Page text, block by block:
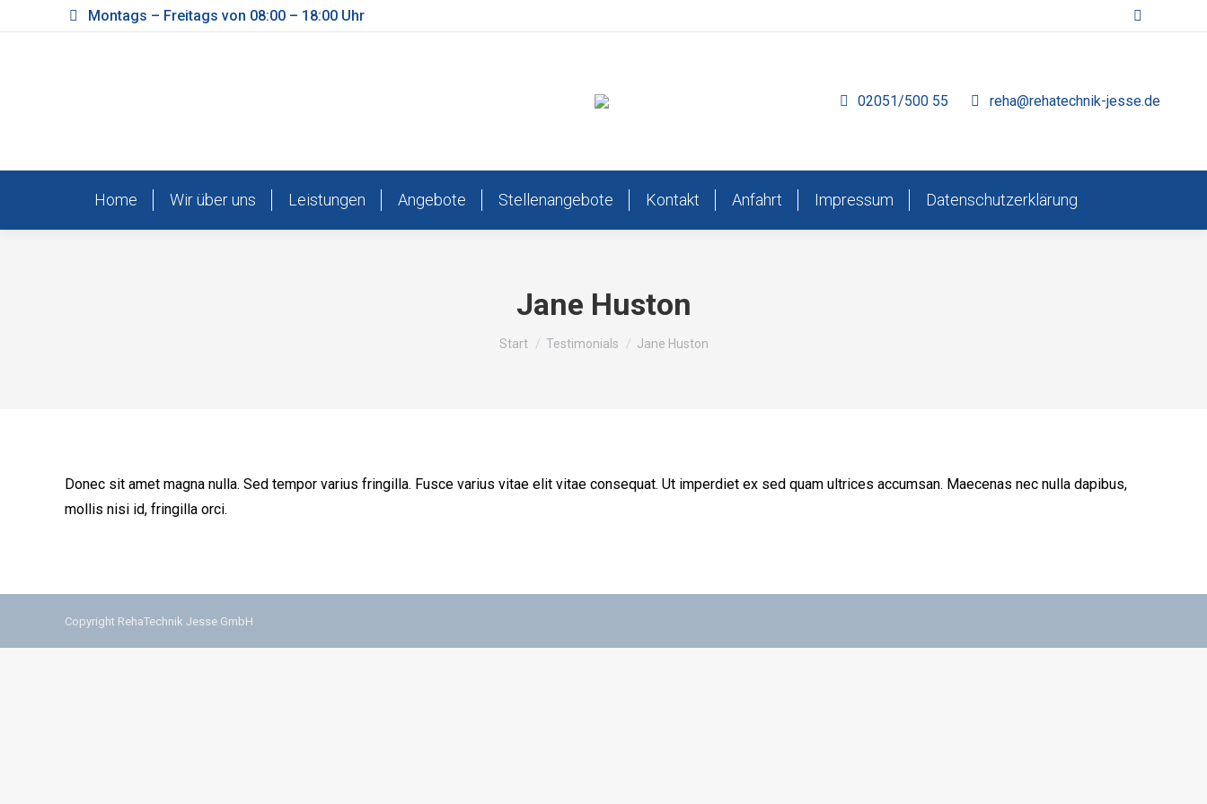
Montags – Freitags von 08:00 – 18:00 Uhr Search:
02051/500 55 reha@rehatechnik-jesse.de
Home Wir über uns Leistungen Angebote Stellenangebote Kontakt Anfahrt Impressum Datenschutzerklärung
Jane Huston
Sie befinden sich hier:
Start Testimonials Jane Huston
Donec sit amet magna nulla. Sed tempor varius fringilla. Fusce varius vitae elit vitae consequat. Ut imperdiet ex sed quam ultrices accumsan. Maecenas nec nulla dapibus,
mollis nisi id, fringilla orci.
Copyright RehaTechnik Jesse GmbH